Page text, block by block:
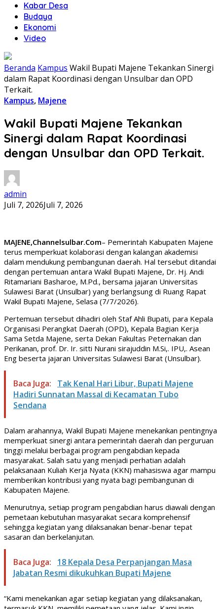
Kabar Desa
Budaya
Ekonomi
Video
Beranda Kampus Wakil Bupati Majene Tekankan Sinergi
dalam Rapat Koordinasi dengan Unsulbar dan OPD
Terkait.
Kampus, Majene
Wakil Bupati Majene Tekankan
Sinergi dalam Rapat Koordinasi
dengan Unsulbar dan OPD Terkait.
admin
Juli 7, 2026Juli 7, 2026
MAJENE,Channelsulbar.Com– Pemerintah Kabupaten Majene
terus memperkuat kolaborasi dengan kalangan akademisi
dalam mendukung pembangunan daerah. Hal tersebut ditandai
dengan pertemuan antara Wakil Bupati Majene, Dr. Hj. Andi
Ritamariani Basharoe, M.Pd., bersama jajaran Universitas
Sulawesi Barat (Unsulbar) yang berlangsung di Ruang Rapat
Wakil Bupati Majene, Selasa (7/7/2026).
Pertemuan tersebut dihadiri oleh Staf Ahli Bupati, para Kepala
Organisasi Perangkat Daerah (OPD), Kepala Bagian Kerja
Sama Setda Majene, serta Dekan Fakultas Peternakan dan
Perikanan, prof. Dr. Ir. sitti Nurani sirajuddin M.Si,. IPU,. Asean
Eng beserta jajaran Universitas Sulawesi Barat (Unsulbar).
Baca Juga:
Tak Kenal Hari Libur, Bupati Majene
Hadiri Sunnatan Massal di Kecamatan Tubo
Sendana
Dalam arahannya, Wakil Bupati Majene menekankan pentingnya
memperkuat sinergi antara pemerintah daerah dan perguruan
tinggi melalui berbagai program pengabdian kepada
masyarakat. Salah satu yang menjadi perhatian adalah
pelaksanaan Kuliah Kerja Nyata (KKN) mahasiswa agar mampu
memberikan kontribusi yang nyata bagi pembangunan di
Kabupaten Majene.
Menurutnya, setiap program pengabdian harus diawali dengan
pemetaan kebutuhan masyarakat secara komprehensif
sehingga kegiatan yang dilaksanakan benar-benar tepat
sasaran dan berkelanjutan.
Baca Juga:
18 Kepala Desa Perpanjangan Masa
Jabatan Resmi dikukuhkan Bupati Majene
“Kami menekankan agar setiap kegiatan yang dilaksanakan,